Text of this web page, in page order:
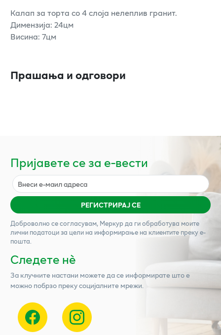
Калап за торта со 4 слоја нелеплив гранит.
Димензија: 24цм
Висина: 7цм
Прашања и одговори
Пријавете се за е-вести
РЕГИСТРИРАЈ СЕ
Доброволно се согласувам, Меркурда ги обработува моите
лични податоци за цели на информирање на клиентите преку е-
пошта.
Следете нѐ
За клучните настани можете да се информирате што е
можно побрзо преку социјалните мрежи.